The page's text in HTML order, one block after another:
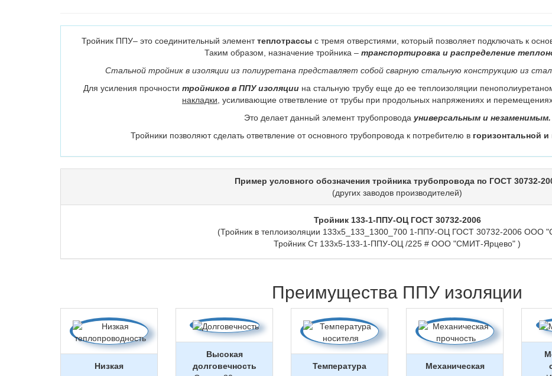
Тройник ППУ– это соединительный элементтеплотрассы с тремя отверстиями, который позволяет подключать к
Таким образом, назначение тройника – транспортировка и распределение
Стальной тройник в изоляции из полиуретана представляет собой сварную стальную конструкцию из
Для усиления прочности тройников в ППУ изоляции на стальную трубу еще до ее теплоизоляции
накладки , усиливающие ответвление от трубы при продольных напряжениях и
Это делает данный элемент трубопровода универсальным и незаменимым.
Тройники позволяют сделать ответвление от основного трубопровода к потребителю в горизонтальной
Пример условного обозначения тройника трубопровода по ГОСТ 30732-
(других заводов производителей)
Тройник 133-1-ППУ-ОЦ ГОСТ 30732-2006
(Тройник в теплоизоляции 133х5_133_1300_700 1-ППУ-ОЦ ГОСТ 30732-2006 ООО
Тройник Ст 133х5-133-1-ППУ-ОЦ /225 # ООО "СМИТ-Ярцево" )
Преимущества ППУ изоляции
Низкая
Высокая
долговечность
Температура
Механическая